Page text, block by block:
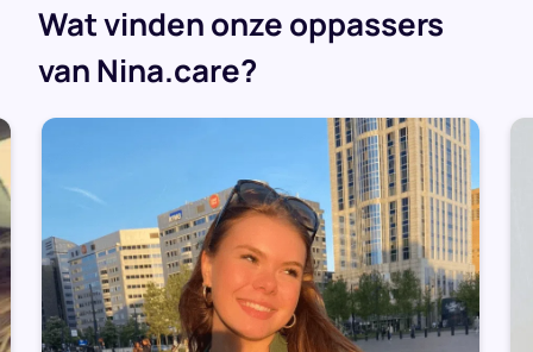
Wat vinden onze oppassers
van Nina.care?